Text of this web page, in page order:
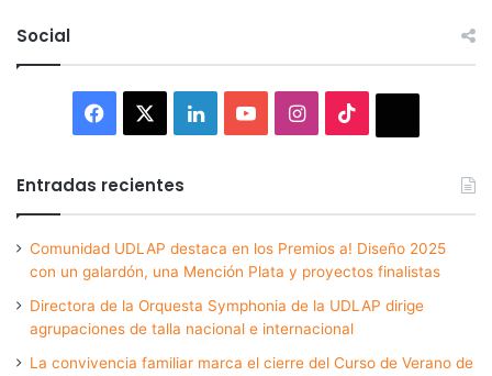
Social
Facebook LinkedInYouTubeInstagram
Entradas recientes
Comunidad UDLAP destaca en los Premios a! Diseño 2025
con un galardón, una Mención Plata y proyectos finalistas
Directora de la Orquesta Symphonia de la UDLAP dirige
agrupaciones de talla nacional e internacional
La convivencia familiar marca el cierre del Curso de Verano de